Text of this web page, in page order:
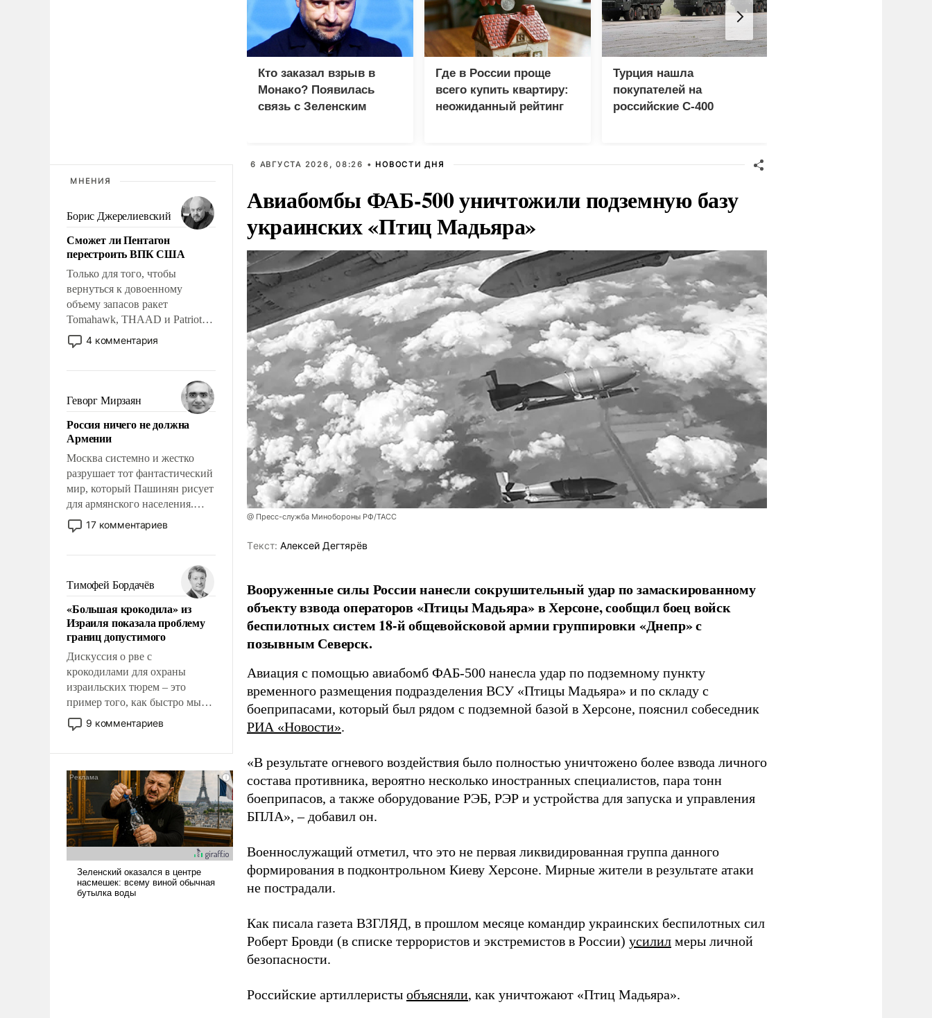
МНЕНИЯ
Борис Джерелиевский
Сможет ли Пентагон
перестроить ВПК США
Только для того, чтобы
вернуться к довоенному
объему запасов ракет
Tomahawk, THAAD и Patriot
США потребуется более трех
лет. Даже небольшая война с
Сложившаяся ситуация
означает многолетний период
уязвимости США, например,
перед Китаем.
4 комментария
Геворг Мирзаян
Россия ничего не должна
Армении
Москва системно и жестко
разрушает тот фантастический
мир, который Пашинян рисует
для армянского населения.
Мир, где политические
прожекты будут безусловно
налогоплательщиков и где
Еревану за свои поступки не
нужно отвечать.
17 комментариев
Тимофей Бордачёв
«Большая крокодила» из
Израиля показала проблему
границ допустимого
Дискуссия о рве с
крокодилами для охраны
израильских тюрем – это
пример того, как быстро мы
двигаемся по пути
революционных изменений.
псевдонаучной фантастики,
стало всерьез обсуждаемой
идеей.
9 комментариев
Кто заказал взрыв в
Монако? Появилась
связь с Зеленским
Где в России проще
всего купить квартиру:
неожиданный рейтинг
Турция нашла
покупателей на
российские C-400
6 АВГУСТА 2026, 08:26 • НОВОСТИ ДНЯ
Авиабомбы ФАБ-500 уничтожили подземную базу
украинских «Птиц Мадьяра»
@ Пресс-служба Минобороны РФ/ТАСС
Tекст: Алексей Дегтярёв
Вооруженные силы России нанесли сокрушительный удар по замаскированному
объекту взвода операторов «Птицы Мадьяра» в Херсоне, сообщил боец войск
беспилотных систем 18-й общевойсковой армии группировки «Днепр» с
позывным Северск.
Авиация с помощью авиабомб ФАБ-500 нанесла удар по подземному пункту
временного размещения подразделения ВСУ «Птицы Мадьяра» и по складу с
боеприпасами, который был рядом с подземной базой в Херсоне, пояснил собеседник
РИА «Новости».
«В результате огневого воздействия было полностью уничтожено более взвода личного
состава противника, вероятно несколько иностранных специалистов, пара тонн
боеприпасов, а также оборудование РЭБ, РЭР и устройства для запуска и управления
БПЛА», – добавил он.
Военнослужащий отметил, что это не первая ликвидированная группа данного
формирования в подконтрольном Киеву Херсоне. Мирные жители в результате атаки
не пострадали.
Как писала газета ВЗГЛЯД, в прошлом месяце командир украинских беспилотных сил
Роберт Бровди (в списке террористов и экстремистов в России) усилил меры личной
безопасности.
Российские артиллеристы объясняли, как уничтожают «Птиц Мадьяра».